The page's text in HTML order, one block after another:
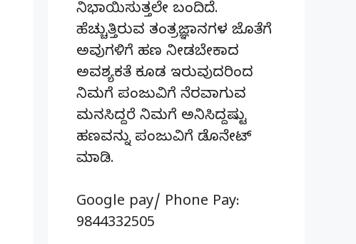
ನಿಭಾಯಿಸುತ್ತಲೇ ಬಂದಿದೆ.
ಹೆಚ್ಚುತ್ತಿರುವ ತಂತ್ರಜ್ಞಾನಗಳ ಜೊತೆಗೆ
ಅವುಗಳಿಗೆ ಹಣ ನೀಡಬೇಕಾದ
ಅವಶ್ಯಕತೆ ಕೂಡ ಇರುವುದರಿಂದ
ನಿಮಗೆ ಪಂಜುವಿಗೆ ನೆರವಾಗುವ
ಮನಸಿದ್ದರೆ ನಿಮಗೆ ಅನಿಸಿದ್ದಷ್ಟು
ಹಣವನ್ನು ಪಂಜುವಿಗೆ ಡೊನೇಟ್‌
ಮಾಡಿ.
Google pay/ Phone Pay:
9844332505